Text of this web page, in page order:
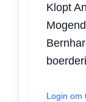
Klopt
Login om